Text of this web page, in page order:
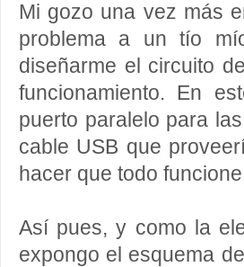
Mi gozo una vez más
problema a un tío
diseñarme el circuito
funcionamiento. En
puerto paralelo para
cable USB que
hacer que todo
Así pues, y como la
expongo el esquema